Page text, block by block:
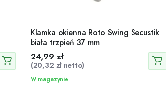
Klamka okienna Roto Swing Secustik
biała trzpień 37 mm
24,99 zł
(20,32 złnetto)
W magazynie